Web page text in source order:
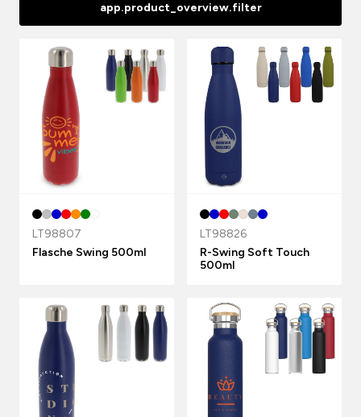
app.product_overview.filter
LT98807
Flasche Swing 500ml
LT98826
R-Swing Soft Touch
500ml